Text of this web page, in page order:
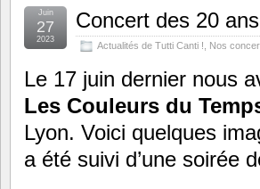
Concert des 20
Actualités de Tutti Canti ! Nos
Juin
27
2023
Le 17 juin dernier nous
Les Couleurs du
Lyon. Voici quelques
a été suivi d’une soirée